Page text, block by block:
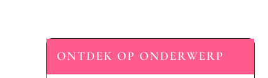
ONTDEK OP ONDERWERP